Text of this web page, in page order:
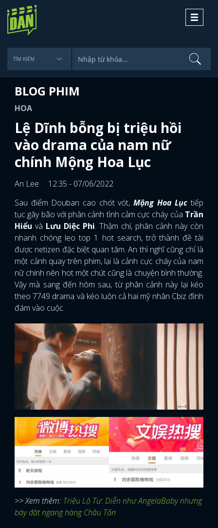
Toggle
BLOG PHIM
HOA
Lệ Dĩnh bỗng bị triệu hồi
vào drama của nam nữ
chính Mộng Hoa Lục
An Lee
12:35 - 07/06/2022
Sau điểm Douban cao chót vót, Mộng Hoa Lục tiếp
tục gây bão với phân cảnh tình cảm cực cháy của Trần
Hiểu và Lưu Diệc Phi. Thậm chí, phân cảnh này còn
nhanh chóng leo top 1 hot search, trở thành đề tài
được netizen đặc biệt quan tâm. An thì nghĩ cũng chỉ là
một cảnh quay trên phim, lại là cảnh cực cháy của nam
nữ chính nên hot một chút cũng là chuyện bình thường.
Vậy mà sang đến hôm sau, từ phân cảnh này lại kéo
theo 7749 drama và kéo luôn cả hai mỹ nhân Cbiz đình
đám vào cuộc.
>> Xem thêm: Triệu Lộ Tư: Diễn như AngelaBaby nhưng
bày đặt ngang hàng Châu Tấn